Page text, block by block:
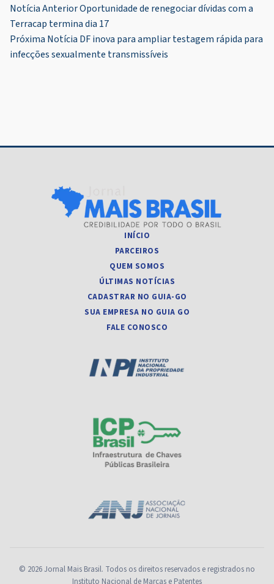
Navegação
de
Post
Notícia AnteriorOportunidade de renegociar dívidas com a
Terracap termina dia 17
Próxima Notícia DF inova para ampliar testagem rápida para
infecções sexualmente transmissíveis
INÍCIO
PARCEIROS
QUEM SOMOS
ÚLTIMAS NOTÍCIAS
CADASTRAR NO GUIA-GO
SUA EMPRESA NO GUIA GO
FALE CONOSCO
© 2026 Jornal Mais Brasil. Todos os direitos reservados e registrados no
Instituto Nacional de Marcas e Patentes